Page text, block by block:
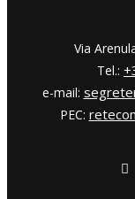
Via
Tel.:
e-mail:
PEC: